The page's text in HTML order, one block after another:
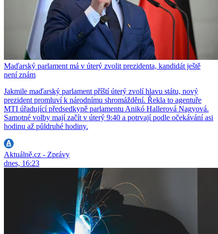
Maďarský parlament má v úterý zvolit prezidenta, kandidát ještě
není znám
Jakmile maďarský parlament příští úterý zvolí hlavu státu, nový
prezident promluví k národnímu shromáždění. Řekla to agentuře
MTI úřadující předsedkyně parlamentu Anikó Hallerová Nagyová.
Samotné volby mají začít v úterý 9:40 a potrvají podle očekávání asi
hodinu až půldruhé hodiny.
Aktuálně.cz - Zprávy
dnes, 16:23